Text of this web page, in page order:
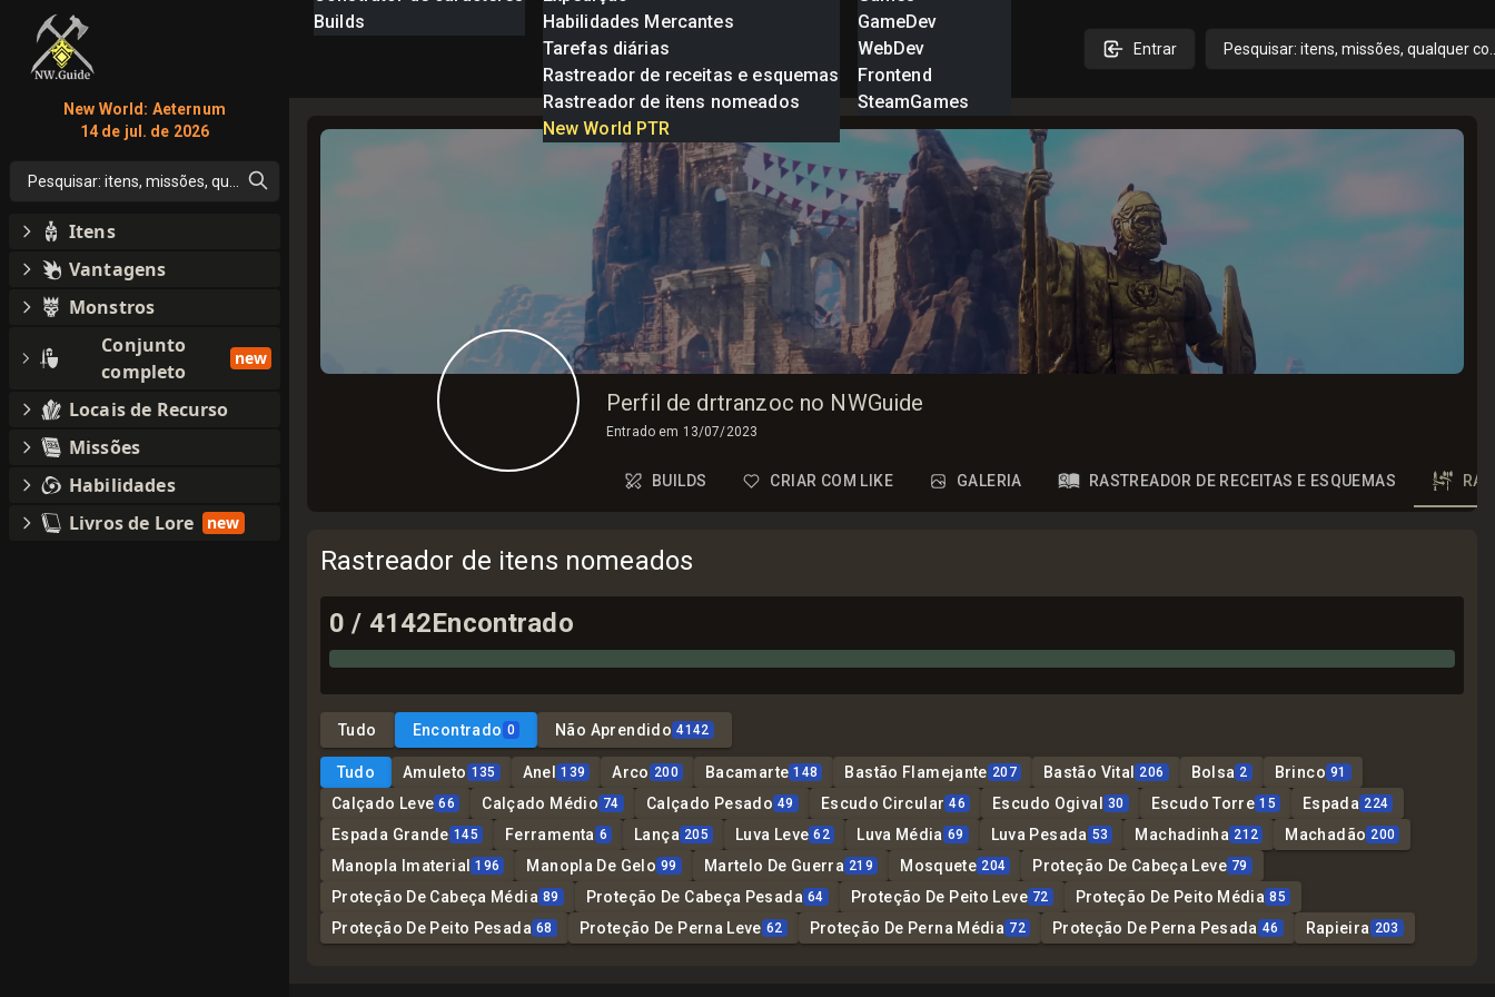
Builds
Habilidades Mercantes
Tarefas diárias
Rastreador de receitas e esquemas
Rastreador de itens nomeados
New World PTR
GameDev
WebDev
Frontend
SteamGames
Entrar Pesquisar: itens, missões, qualquer
Perfil de drtranzoc no NWGuide
Entrado em 13/07/2023
BUILDS CRIAR COM LIKE GALERIA RASTREADOR DE RECEITAS E ESQUEMAS
Rastreador de itens nomeados
0 / 4142Encontrado
Tudo Encontrado 0 Não Aprendido 4142
Tudo Amuleto 135 Anel 139 Arco 200 Bacamarte 148 Bastão Flamejante 207 Bastão Vital 206 Bolsa 2 Brinco 91
Calçado Leve 66 Calçado Médio 74 Calçado Pesado 49 Escudo Circular 46 Escudo Ogival 30 Escudo Torre 15 Espada 224
Espada Grande 145 Ferramenta 6 Lança 205 Luva Leve 62 Luva Média 69 Luva Pesada 53 Machadinha 212 Machadão 200
Manopla Imaterial 196 Manopla De Gelo 99 Martelo De Guerra 219 Mosquete 204 Proteção De Cabeça Leve 79
Proteção De Cabeça Média 89 Proteção De Cabeça Pesada 64 Proteção De Peito Leve 72 Proteção De Peito Média 85
Proteção De Peito Pesada 68 Proteção De Perna Leve 62 Proteção De Perna Média 72 Proteção De Perna Pesada 46 Rapieira 203
New World: Aeternum
14 de jul. de 2026
Pesquisar: itens, missões, qualquer coisa
Itens
Vantagens
Monstros
Conjunto
completo
new
Locais de Recurso
Missões
Habilidades
Livros de Lore
new